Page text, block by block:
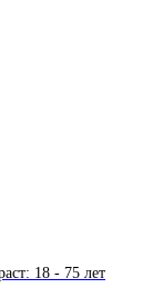
18 - 75 лет